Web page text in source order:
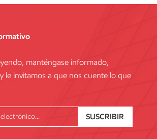
manténgase informado,
le invitamos a que nos cuente lo que
SUSCRIBIR